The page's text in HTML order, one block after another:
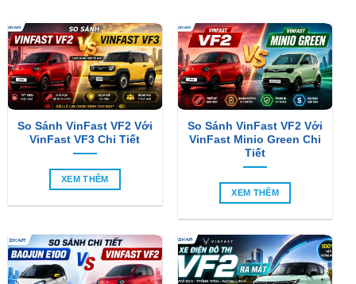
So Sánh VinFast VF2 Với
VinFast VF3 Chi Tiết
XEM THÊM
So Sánh VinFast VF2 Với
VinFast Minio Green Chi
Tiết
XEM THÊM